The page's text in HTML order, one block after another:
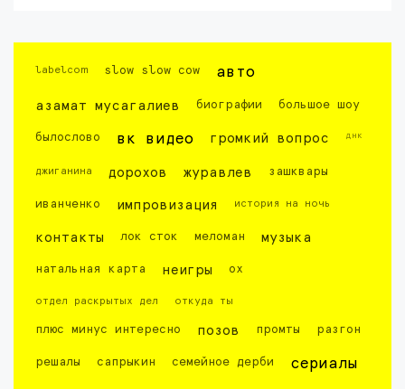
labelcom slow slow cow авто
азамат мусагалиев биографии большое шоу
былослово вк видео громкий вопрос днк
джиганина дорохов журавлев зашквары
иванченко импровизация история на ночь
контакты лок сток меломан музыка
натальная карта неигры ох
отдел раскрытых дел откуда ты
плюс минус интересно позов промты разгон
решалы сапрыкин семейное дерби сериалы